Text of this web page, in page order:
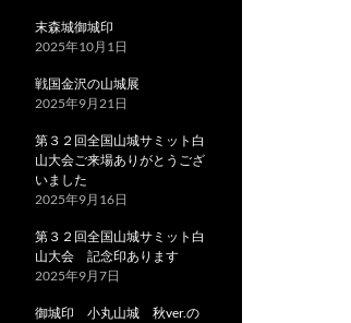
末森城御城印
2025年10月1日
戦国金沢の山城展
2025年9月21日
第３２回全国山城サミット白
山大会ご来場ありがとうござ
いました
2025年9月16日
第３２回全国山城サミット白
山大会 記念印あります
2025年9月7日
御城印 小丸山城 秋ver.の